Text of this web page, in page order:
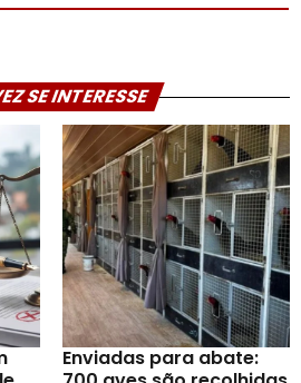
SE INTERESSE
Enviadas para abate: